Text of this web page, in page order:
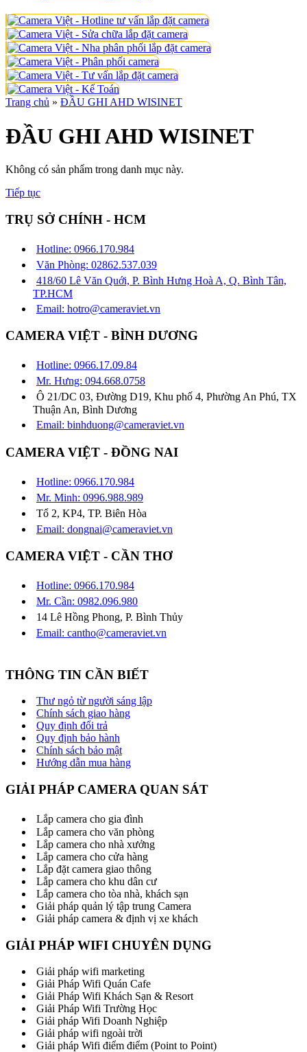
Trang chủ » ĐẦU GHI AHD WISINET
ĐẦU GHI AHD WISINET
Không có sản phẩm trong danh mục này.
Tiếp tục
TRỤ SỞ CHÍNH - HCM
Hotline: 0966.170.984
Văn Phòng: 02862.537.039
418/60 Lê Văn Quới, P. Bình Hưng Hoà A, Q. Bình Tân,
TP.HCM
Email: hotro@cameraviet.vn
CAMERA VIỆT - BÌNH DƯƠNG
Hotline: 0966.17.09.84
Mr. Hưng: 094.668.0758
Ô 21/DC 03, Đường D19, Khu phố 4, Phường An Phú, TX
Thuận An, Bình Dương
Email: binhduong@cameraviet.vn
CAMERA VIỆT - ĐỒNG NAI
Hotline: 0966.170.984
Mr. Minh: 0996.988.989
Tổ 2, KP4, TP. Biên Hòa
Email: dongnai@cameraviet.vn
CAMERA VIỆT - CẦN THƠ
Hotline: 0966.170.984
Mr. Cần: 0982.096.980
14 Lê Hồng Phong, P. Bình Thủy
Email: cantho@cameraviet.vn
THÔNG TIN CẦN BIẾT
Thư ngỏ từ người sáng lập
Chính sách giao hàng
Quy định đổi trả
Quy định bảo hành
Chính sách bảo mật
Hướng dẫn mua hàng
GIẢI PHÁP CAMERA QUAN SÁT
Lắp camera cho gia đình
Lắp camera cho văn phòng
Lắp camera cho nhà xưởng
Lắp camera cho cửa hàng
Lắp đặt camera giao thông
Lắp camera cho khu dân cư
Lắp camera cho tòa nhà, khách sạn
Giải pháp quản lý tập trung Camera
Giải pháp camera & định vị xe khách
GIẢI PHÁP WIFI CHUYÊN DỤNG
Giải pháp wifi marketing
Giải Pháp Wifi Quán Cafe
Giải Pháp Wifi Khách Sạn & Resort
Giải Pháp Wifi Trường Học
Giải pháp Wifi Doanh Nghiệp
Giải pháp wifi ngoài trời
Giải pháp Wifi điểm điểm (Point to Point)